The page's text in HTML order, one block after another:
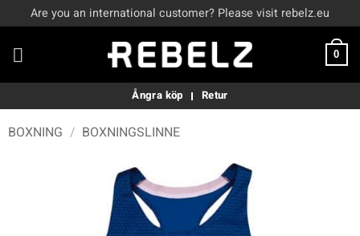
to
content
Are you an international customer? Please visit rebelz.eu
0
Ångra köp Retur
BOXNING / BOXNINGSLINNE